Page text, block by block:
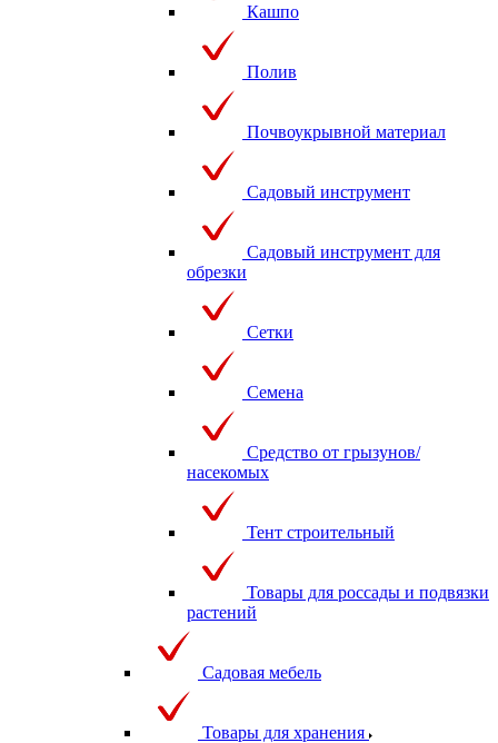
Кашпо
Полив
Почвоукрывной материал
Садовый инструмент
Садовый инструмент для
обрезки
Сетки
Семена
Средство от грызунов/
насекомых
Тент строительный
Товары для россады и подвязки
растений
Садовая мебель
Товары для хранения